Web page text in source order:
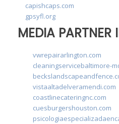
capishcaps.com
gpsyfl.org
MEDIA PARTNER
vwrepairarlington.com
cleaningservicebaltimore-
vistaaltadelveramendi.com
coastlinecateringnc.com
cuesburgershouston.com